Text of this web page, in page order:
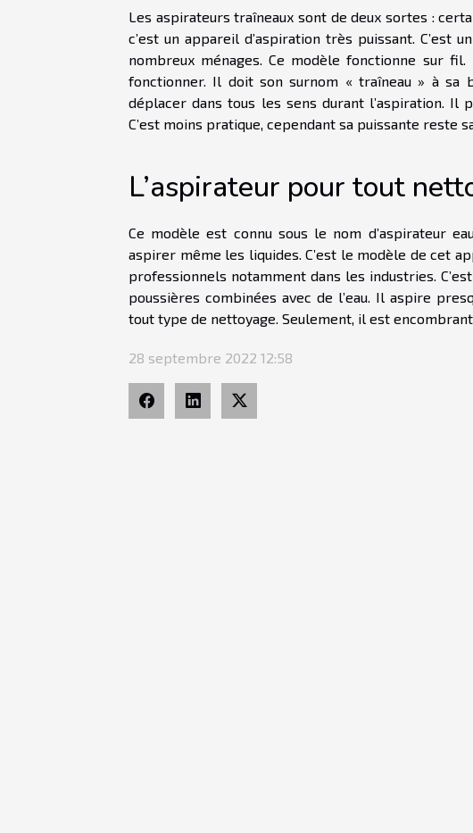
Les aspirateurs traîneaux sont de deux sortes :
c’est un appareil d’aspiration très puissant. C’est
nombreux ménages. Ce modèle fonctionne sur
fonctionner. Il doit son surnom « traîneau » à sa
déplacer dans tous les sens durant l’aspiration.
C’est moins pratique, cependant sa puissante reste
L’aspirateur pour tout
Ce modèle est connu sous le nom d’aspirateur
aspirer même les liquides. C’est le modèle de cet
professionnels notamment dans les industries.
poussières combinées avec de l’eau. Il aspire
tout type de nettoyage. Seulement, il est
28 septembre 2022 12:58